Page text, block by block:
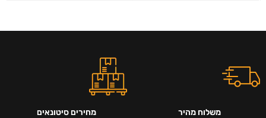
משלוח מהיר
מחירים סיטונאים